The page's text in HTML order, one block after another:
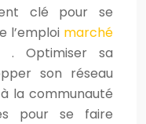
clé pour se
l’emploi marché
. Optimiser sa
son réseau
la communauté
pour se faire